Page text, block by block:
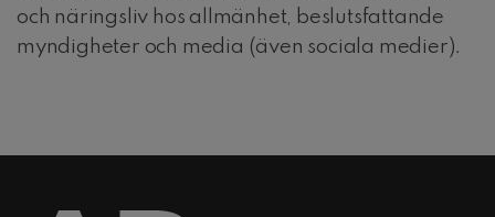
och näringsliv hos allmänhet, beslutsfattande
myndigheter och media (även sociala medier).